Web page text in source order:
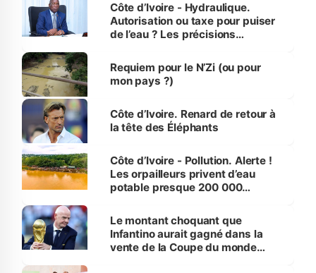
Côte d’Ivoire - Hydraulique.
Autorisation ou taxe pour puiser
de l’eau ? Les précisions
Requiem pour le N’Zi (ou pour
mon pays ?)
Côte d’Ivoire. Renard de retour à
la tête des Éléphants
Côte d’Ivoire - Pollution. Alerte !
Les orpailleurs privent d’eau
potable presque 200 000
Le montant choquant que
Infantino aurait gagné dans la
vente de la Coupe du monde